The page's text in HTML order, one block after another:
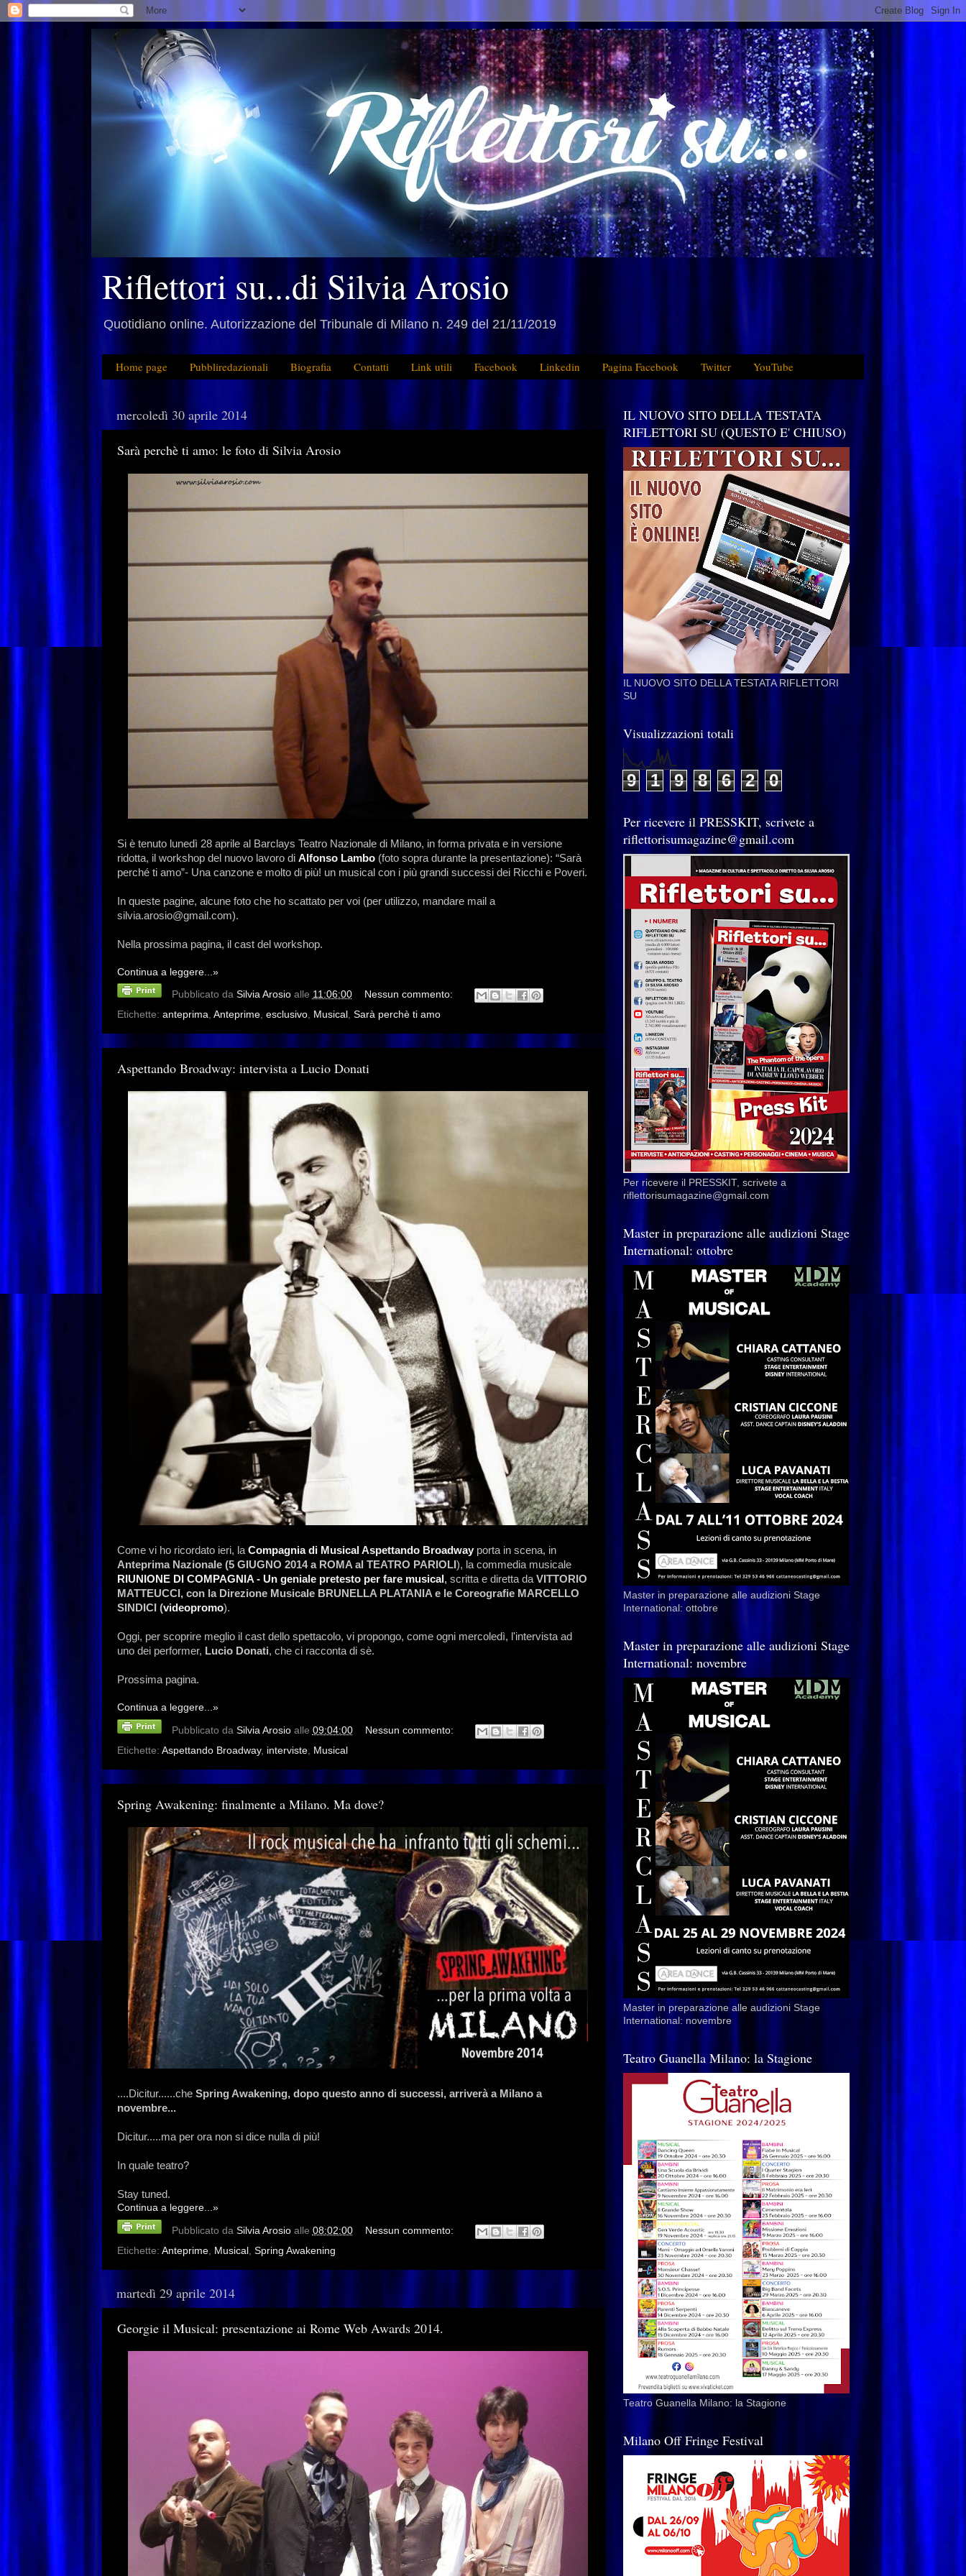
Riflettori su...di Silvia Arosio
Quotidiano online. Autorizzazione del Tribunale di Milano n. 249 del 21/11/2019
Home page Pubbliredazionali Biografia Contatti Link utili Facebook Linkedin Pagina Facebook Twitter YouTube
mercoledì 30 aprile 2014
Sarà perchè ti amo: le foto di Silvia Arosio
Si è tenuto lunedì 28 aprile al Barclays Teatro Nazionale di Milano, in forma privata e in versione
ridotta, il workshop del nuovo lavoro di Alfonso Lambo (foto sopra durante la presentazione): “Sarà
perché ti amo”- Una canzone e molto di più! un musical con i più grandi successi dei Ricchi e Poveri.
In queste pagine, alcune foto che ho scattato per voi (per utilizzo, mandare mail a
silvia.arosio@gmail.com).
Nella prossima pagina, il cast del workshop.
Continua a leggere...»
Pubblicato da Silvia Arosio alle 11:06:00
Nessun commento:
Etichette: anteprima, Anteprime, esclusivo, Musical , Sarà perchè ti amo
Aspettando Broadway: intervista a Lucio Donati
Come vi ho ricordato ieri, laCompagnia di Musical Aspettando Broadway porta in scena, in
Anteprima Nazionale (5 GIUGNO 2014 a ROMA al TEATRO PARIOLI ), la commedia musicale
RIUNIONE DI COMPAGNIA - Un geniale pretesto per fare musical , scritta e diretta daVITTORIO
MATTEUCCI, con la Direzione Musicale BRUNELLA PLATANIA e le Coreografie MARCELLO
SINDICI (videopromo).
Oggi, per scoprire meglio il cast dello spettacolo, vi propongo, come ogni mercoledì, l'intervista ad
uno dei performer, Lucio Donati, che ci racconta di sè.
Prossima pagina.
Continua a leggere...»
Pubblicato da Silvia Arosio alle 09:04:00
Nessun commento:
Etichette: Aspettando Broadway, interviste Musical
Spring Awakening: finalmente a Milano. Ma dove?
....Dicitur......che Spring Awakening, dopo questo anno di successi, arriverà a Milano a
novembre...
Dicitur.....ma per ora non si dice nulla di più!
In quale teatro?
Stay tuned.
Continua a leggere...»
Pubblicato da Silvia Arosio alle 08:02:00
Nessun commento:
Etichette: Anteprime Musical Spring Awakening
martedì 29 aprile 2014
Georgie il Musical: presentazione ai Rome Web Awards 2014.
IL NUOVO SITO DELLA TESTATA
RIFLETTORI SU (QUESTO E' CHIUSO)
IL NUOVO SITO DELLA TESTATA RIFLETTORI
SU
Visualizzazioni totali
9 1 9 8 6 2 0
Per ricevere il PRESSKIT, scrivete a
riflettorisumagazine@gmail.com
Per ricevere il PRESSKIT, scrivete a
riflettorisumagazine@gmail.com
Master in preparazione alle audizioni Stage
International: ottobre
Master in preparazione alle audizioni Stage
International: ottobre
Master in preparazione alle audizioni Stage
International: novembre
Master in preparazione alle audizioni Stage
International: novembre
Teatro Guanella Milano: la Stagione
Teatro Guanella Milano: la Stagione
Milano Off Fringe Festival